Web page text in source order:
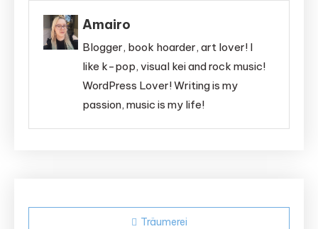
Amairo
Blogger, book hoarder, art lover! I
like k-pop, visual kei and rock music!
WordPress Lover! Writing is my
passion, music is my life!
Post
Träumerei